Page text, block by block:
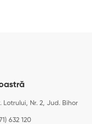
Lotrului, Nr. 2, Jud. Bihor
632 120